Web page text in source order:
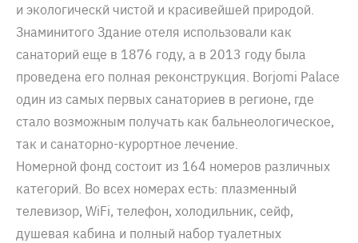
и экологическй чистой и красивейшей природой.
Знаминитого Здание отеля использовали как
санаторий еще в 1876 году, а в 2013 году была
проведена его полная реконструкция. Borjomi Palace
один из самых первых санаториев в регионе, где
стало возможным получать как бальнеологическое,
так и санаторно-курортное лечение.
Номерной фонд состоит из 164 номеров различных
категорий. Во всех номерах есть: плазменный
телевизор, WiFi, телефон, холодильник, сейф,
душевая кабина и полный набор туалетных